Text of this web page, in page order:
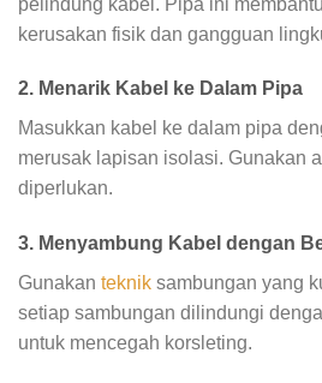
kerusakan fisik dan gangguan
2. Menarik Kabel ke Dalam Pipa
Masukkan kabel ke dalam pipa
merusak lapisan isolasi. Gunakan
diperlukan.
3. Menyambung Kabel dengan
Gunakan teknik sambungan yang
setiap sambungan dilindungi
untuk mencegah korsleting.